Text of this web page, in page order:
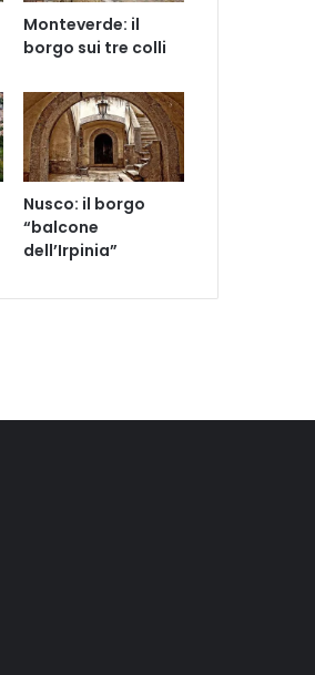
Monteverde: il
borgo sui tre colli
Nusco: il borgo
“balcone
dell’Irpinia”